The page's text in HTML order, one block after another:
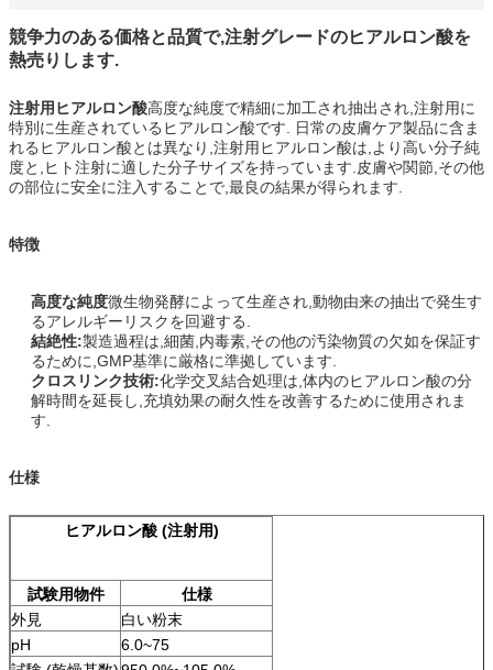
競争力のある価格と品質で,注射グレードのヒアルロン酸を
熱売りします.
注射用ヒアルロン酸高度な純度で精細に加工され抽出され,注射用に
特別に生産されているヒアルロン酸です. 日常の皮膚ケア製品に含ま
れるヒアルロン酸とは異なり,注射用ヒアルロン酸は,より高い分子純
度と,ヒト注射に適した分子サイズを持っています.皮膚や関節,その他
の部位に安全に注入することで,最良の結果が得られます.
特徴
高度な純度微生物発酵によって生産され,動物由来の抽出で発生す
るアレルギーリスクを回避する.
結絶性:製造過程は,細菌,内毒素,その他の汚染物質の欠如を保証す
るために,GMP基準に厳格に準拠しています.
クロスリンク技術:化学交叉結合処理は,体内のヒアルロン酸の分
解時間を延長し,充填効果の耐久性を改善するために使用されま
す.
仕様
ヒアルロン酸 (注射用)
試験用物件
仕様
外見
白い粉末
pH
6.0~75